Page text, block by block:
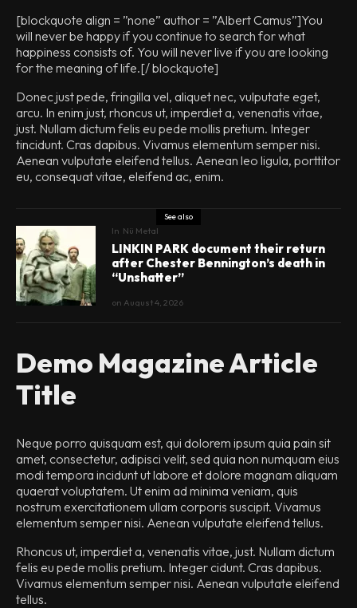
[blockquote align = ”none” author = ”Albert Camus”]You
will never be happy if you continue to search for what
happiness consists of. You will never live if you are looking
for the meaning of life.[/ blockquote]
Donec just pede, fringilla vel, aliquet nec, vulputate eget,
arcu. In enim just, rhoncus ut, imperdiet a, venenatis vitae,
just. Nullam dictum felis eu pede mollis pretium. Integer
tincidunt. Cras dapibus. Vivamus elementum semper nisi.
Aenean vulputate eleifend tellus. Aenean leo ligula, porttitor
eu, consequat vitae, eleifend ac, enim.
See also
In Nü Metal
LINKIN PARK document their return
after Chester Bennington’s death in
“Unshatter”
on August 4, 2026
Demo Magazine Article
Title
Neque porro quisquam est, qui dolorem ipsum quia pain sit
amet, consectetur, adipisci velit, sed quia non numquam eius
modi tempora incidunt ut labore et dolore magnam aliquam
quaerat voluptatem. Ut enim ad minima veniam, quis
nostrum exercitationem ullam corporis suscipit. Vivamus
elementum semper nisi. Aenean vulputate eleifend tellus.
Rhoncus ut, imperdiet a, venenatis vitae, just. Nullam dictum
felis eu pede mollis pretium. Integer cidunt. Cras dapibus.
Vivamus elementum semper nisi. Aenean vulputate eleifend
tellus.